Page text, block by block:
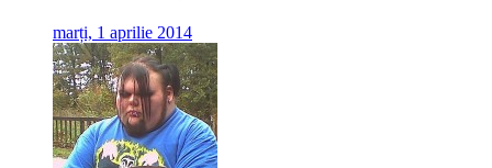
marți, 1 aprilie 2014